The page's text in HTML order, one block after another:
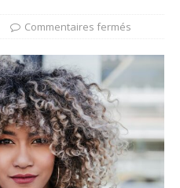
Commentaires fermés